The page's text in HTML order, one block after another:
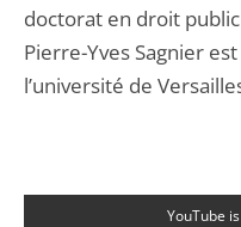
doctorat en droit
Pierre-Yves Sagnier
l’université de
YouTube